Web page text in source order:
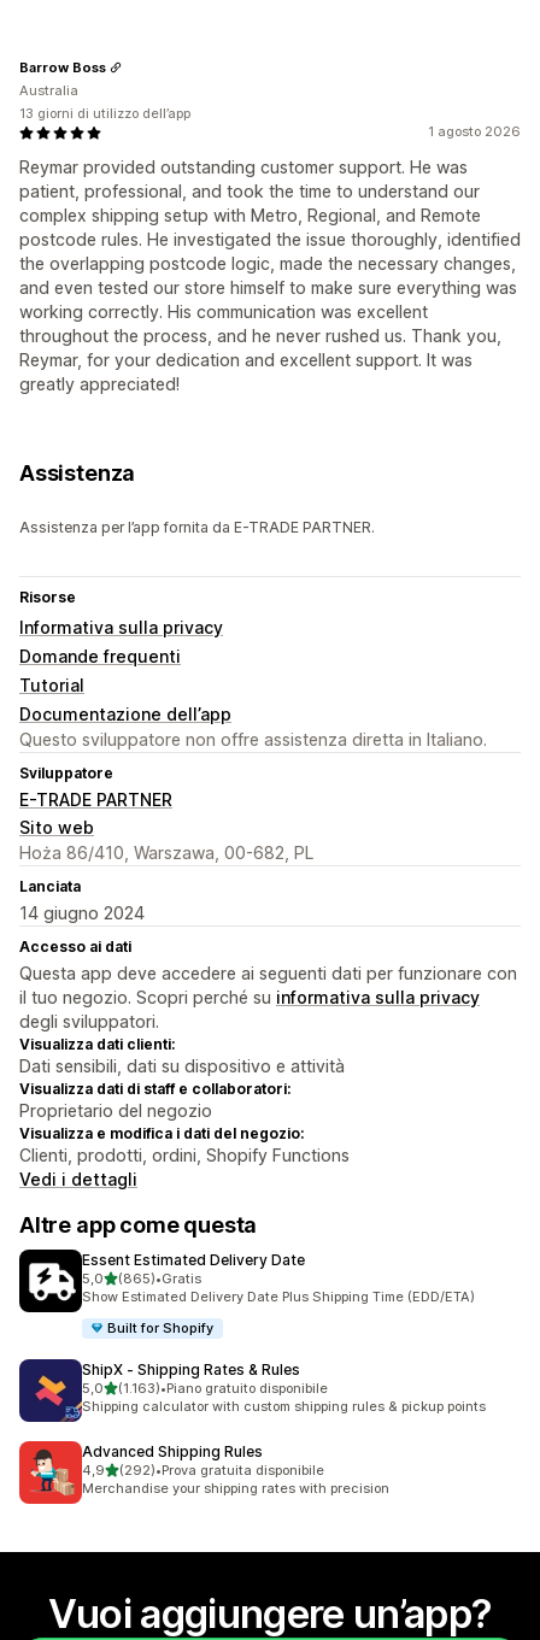
1 agosto 2026
Reymar provided outstanding customer support. He was
patient, professional, and took the time to understand our
complex shipping setup with Metro, Regional, and Remote
postcode rules. He investigated the issue thoroughly, identified
the overlapping postcode logic, made the necessary changes,
and even tested our store himself to make sure everything was
working correctly. His communication was excellent
throughout the process, and he never rushed us. Thank you,
Reymar, for your dedication and excellent support. It was
greatly appreciated!
Barrow Boss
Australia
13 giorni di utilizzo dell’app
Assistenza
Assistenza per l’app fornita da E-TRADE PARTNER.
Risorse
Informativa sulla privacy
Domande frequenti
Tutorial
Documentazione dell’app
Questo sviluppatore non offre assistenza diretta in Italiano.
Sviluppatore
E-TRADE PARTNER
Sito web
Hoża 86/410, Warszawa, 00-682, PL
Lanciata
14 giugno 2024
Accesso ai dati
Questa app deve accedere ai seguenti dati per funzionare con
il tuo negozio. Scopri perché su informativa sulla privacy
degli sviluppatori.
Visualizza dati clienti:
Dati sensibili, dati su dispositivo e attività
Visualizza dati di staff e collaboratori:
Proprietario del negozio
Visualizza e modifica i dati del negozio:
Clienti, prodotti, ordini, Shopify Functions
Vedi i dettagli
Altre app come questa
Essent Estimated Delivery Date
5,0stelle su 5
(865)
865 recensioni totali
•Gratis
Show Estimated Delivery Date Plus Shipping Time (EDD/ETA)
Built for Shopify
ShipX ‑ Shipping Rates & Rules
5,0stelle su 5
(1.163)
1163 recensioni totali
•Piano gratuito disponibile
Shipping calculator with custom shipping rules & pickup points
Advanced Shipping Rules
4,9stelle su 5
(292)
292 recensioni totali
•Prova gratuita disponibile
Merchandise your shipping rates with precision
Vuoi aggiungere un’app?